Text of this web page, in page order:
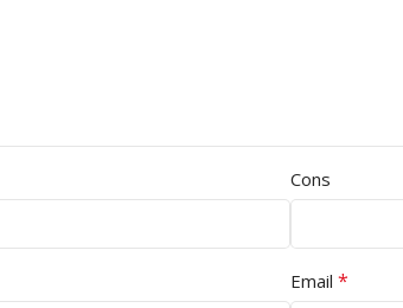
Cons
Email *